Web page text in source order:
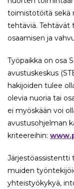
toimistotöitä sekä
tehtäviä. Tehtävät
osaamisen ja
Työpaikka on osa
avustuskeskus
hakijoiden tulee
olevia nuoria tai
ei myöskään voi
avustusohjelman
kriteereihin:
Järjestöassistentti
muiden
yhteistyökykyä,